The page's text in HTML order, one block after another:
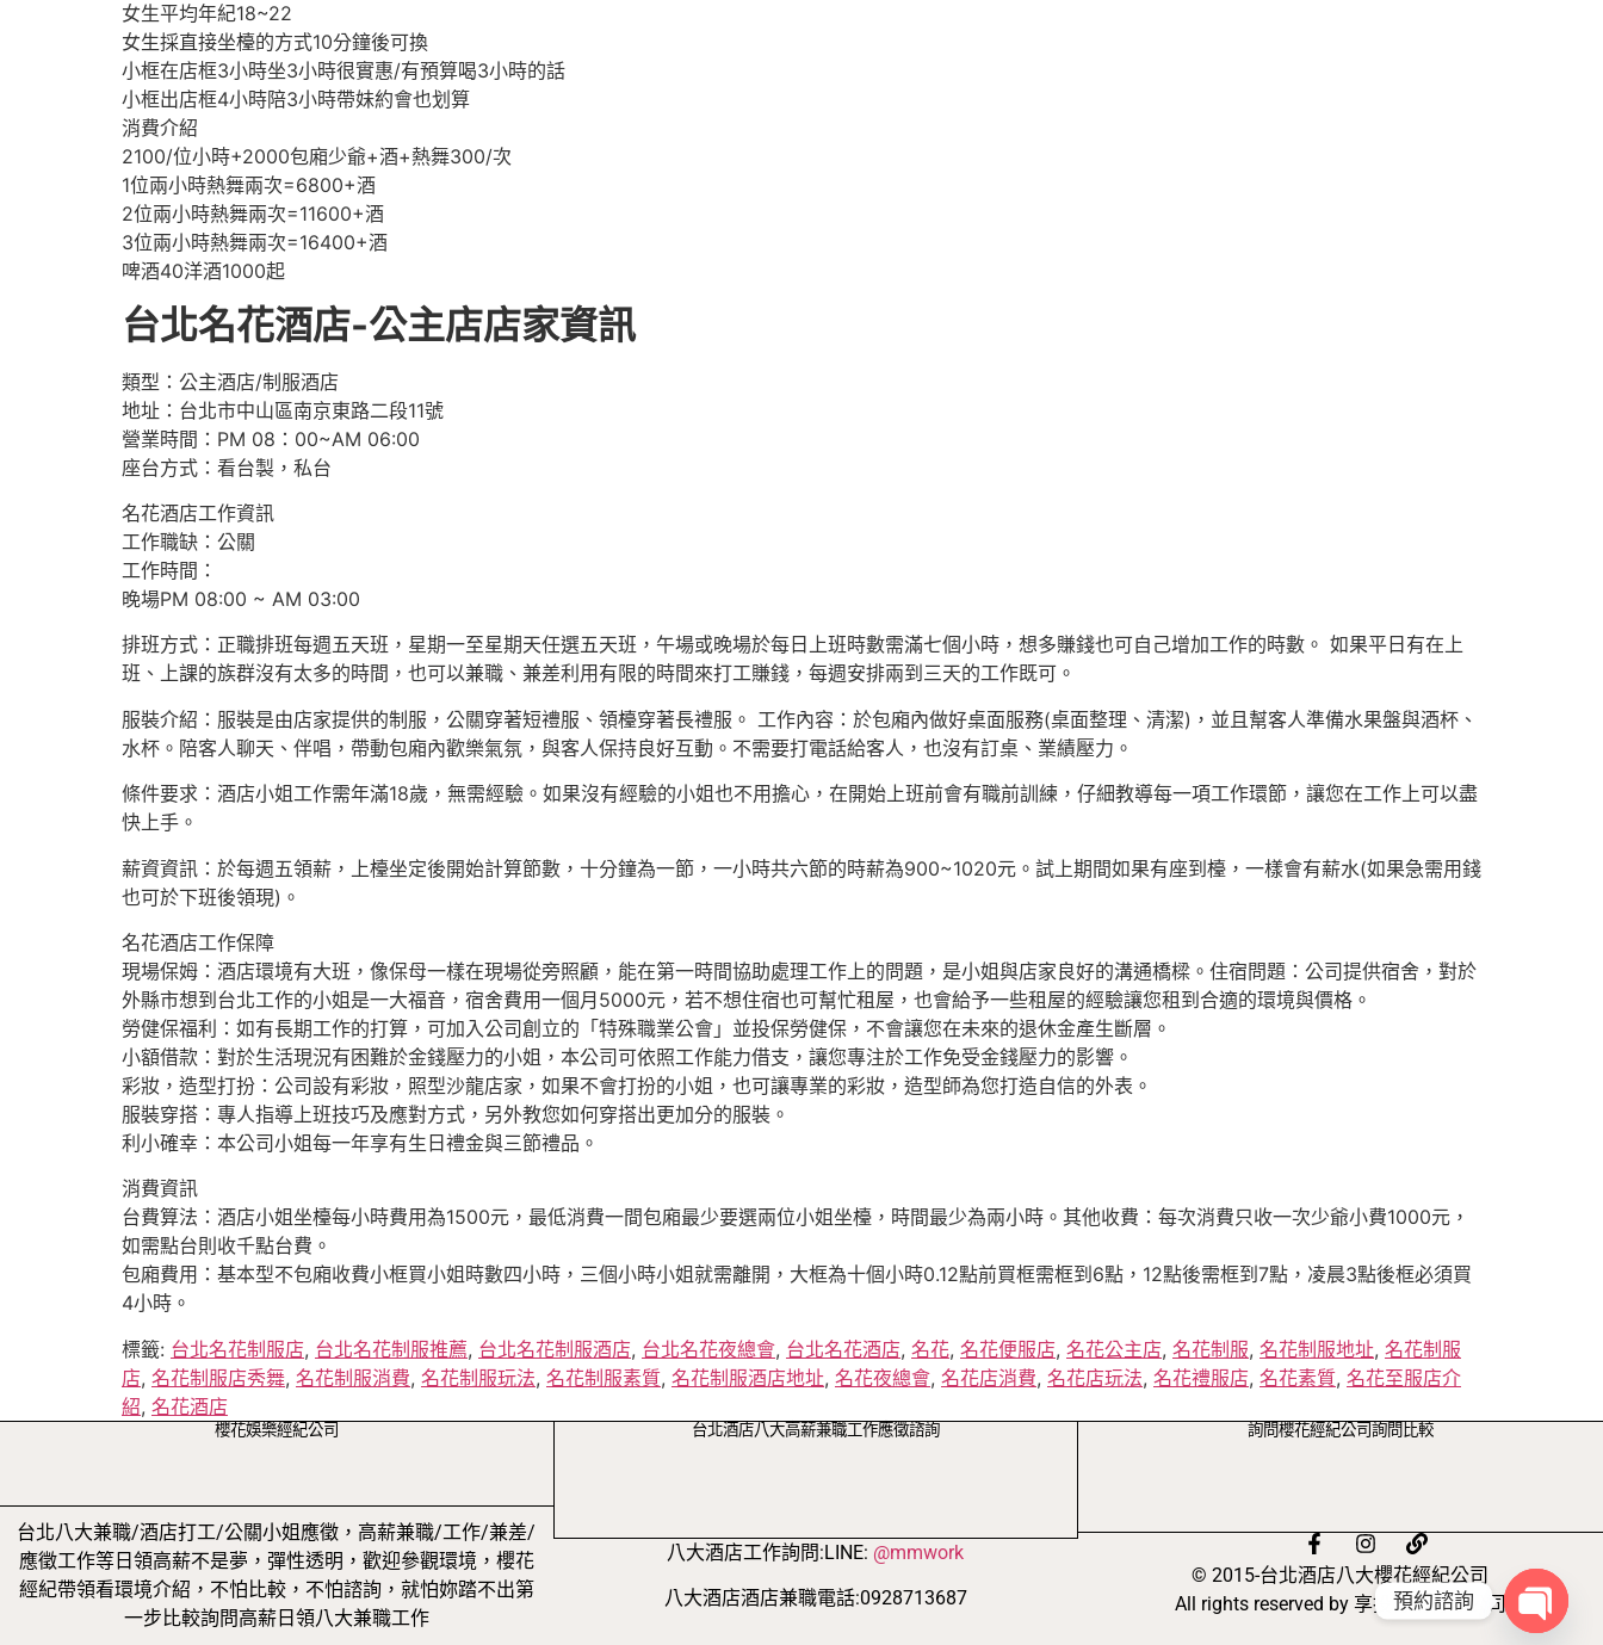
女生平均年紀18~22
女生採直接坐檯的方式10分鐘後可換
小框在店框3小時坐3小時很實惠/有預算喝3小時的話
小框出店框4小時陪3小時帶妹約會也划算
消費介紹
2100/位小時+2000包廂少爺+酒+熱舞300/次
1位兩小時熱舞兩次=6800+酒
2位兩小時熱舞兩次=11600+酒
3位兩小時熱舞兩次=16400+酒
啤酒40洋酒1000起
台北名花酒店-公主店店家資訊
類型：公主酒店/制服酒店
地址：台北市中山區南京東路二段11號
營業時間：PM 08：00~AM 06:00
座台方式：看台製，私台
名花酒店工作資訊
工作職缺：公關
工作時間：
晚場PM 08:00 ~ AM 03:00
排班方式：正職排班每週五天班，星期一至星期天任選五天班，午場或晚場於每日上班時數需滿七個小時，想多賺錢也可自己增加工作的時數。 如果平日有在上
班、上課的族群沒有太多的時間，也可以兼職、兼差利用有限的時間來打工賺錢，每週安排兩到三天的工作既可。
服裝介紹：服裝是由店家提供的制服，公關穿著短禮服、領檯穿著長禮服。 工作內容：於包廂內做好桌面服務(桌面整理、清潔)，並且幫客人準備水果盤與酒杯、
水杯。陪客人聊天、伴唱，帶動包廂內歡樂氣氛，與客人保持良好互動。不需要打電話給客人，也沒有訂桌、業績壓力。
條件要求：酒店小姐工作需年滿18歲，無需經驗。如果沒有經驗的小姐也不用擔心，在開始上班前會有職前訓練，仔細教導每一項工作環節，讓您在工作上可以盡
快上手。
薪資資訊：於每週五領薪，上檯坐定後開始計算節數，十分鐘為一節，一小時共六節的時薪為900~1020元。試上期間如果有座到檯，一樣會有薪水(如果急需用錢
也可於下班後領現)。
名花酒店工作保障
現場保姆：酒店環境有大班，像保母一樣在現場從旁照顧，能在第一時間協助處理工作上的問題，是小姐與店家良好的溝通橋樑。住宿問題：公司提供宿舍，對於
外縣市想到台北工作的小姐是一大福音，宿舍費用一個月5000元，若不想住宿也可幫忙租屋，也會給予一些租屋的經驗讓您租到合適的環境與價格。
勞健保福利：如有長期工作的打算，可加入公司創立的「特殊職業公會」並投保勞健保，不會讓您在未來的退休金產生斷層。
小額借款：對於生活現況有困難於金錢壓力的小姐，本公司可依照工作能力借支，讓您專注於工作免受金錢壓力的影響。
彩妝，造型打扮：公司設有彩妝，照型沙龍店家，如果不會打扮的小姐，也可讓專業的彩妝，造型師為您打造自信的外表。
服裝穿搭：專人指導上班技巧及應對方式，另外教您如何穿搭出更加分的服裝。
利小確幸：本公司小姐每一年享有生日禮金與三節禮品。
消費資訊
台費算法：酒店小姐坐檯每小時費用為1500元，最低消費一間包廂最少要選兩位小姐坐檯，時間最少為兩小時。其他收費：每次消費只收一次少爺小費1000元，
如需點台則收千點台費。
包廂費用：基本型不包廂收費小框買小姐時數四小時，三個小時小姐就需離開，大框為十個小時0.12點前買框需框到6點，12點後需框到7點，凌晨3點後框必須買
4小時。
標籤: 台北名花制服店, 台北名花制服推薦, 台北名花制服酒店, 台北名花夜總會, 台北名花酒店, 名花, 名花便服店, 名花公主店, 名花制服, 名花制服地址, 名花制服
店, 名花制服店秀舞, 名花制服消費, 名花制服玩法, 名花制服素質, 名花制服酒店地址, 名花夜總會, 名花店消費, 名花店玩法, 名花禮服店, 名花素質, 名花至服店介
紹, 名花酒店
櫻花娛樂經紀公司
台北八大兼職/酒店打工/公關小姐應徵，高薪兼職/工作/兼差/
應徵工作等日領高薪不是夢，彈性透明，歡迎參觀環境，櫻花
經紀帶領看環境介紹，不怕比較，不怕諮詢，就怕妳踏不出第
一步比較詢問高薪日領八大兼職工作
台北酒店八大高薪兼職工作應徵諮詢
八大酒店工作詢問:LINE: @mmwork
八大酒店酒店兼職電話:0928713687
詢問櫻花經紀公司詢問比較
© 2015-台北酒店八大櫻花經紀公司
All rights reserved by 享投行銷有限公司
預約諮詢